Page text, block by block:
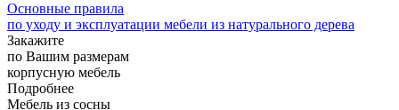
Основные правила
по уходу и эксплуатации мебели из натурального дерева
Закажите
по Вашим размерам
корпусную мебель
Подробнее
Мебель из сосны